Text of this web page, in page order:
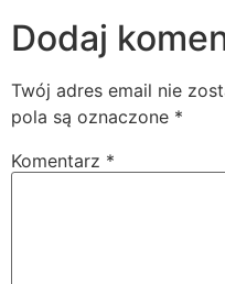
Dodaj
Twój adres email nie
pola są oznaczone *
Komentarz *